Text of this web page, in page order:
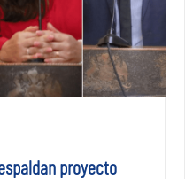
proyecto